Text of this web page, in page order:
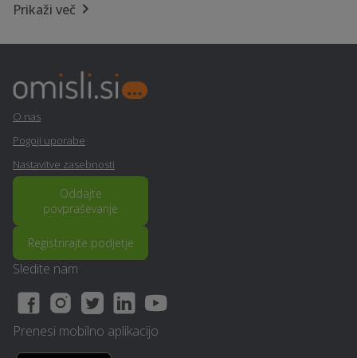
Električarske storitve -
Fizioterapija - Vitanje
fasade - Vitanje
Najem tiskalnika - Vitanje
Prevoz vozil - Vitanje
Operacija oči - Vitanje
Prikaži več
O nas
Pogoji uporabe
Nastavitve zasebnosti
Oddajte
povpraševanje
Registrirajte podjetje
Sledite nam
Prenesi mobilno aplikacijo